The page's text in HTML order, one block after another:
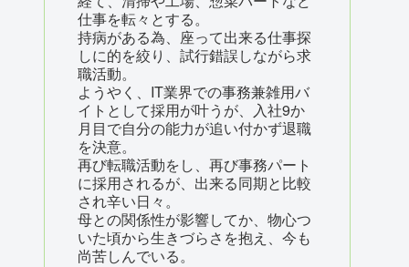
仕事を転々とする。
持病がある為、座って出来る仕事探
しに的を絞り、試行錯誤しながら求
職活動。
ようやく、IT業界での事務兼雑用バ
イトとして採用が叶うが、入社9か
月目で自分の能力が追い付かず退職
を決意。
再び転職活動をし、再び事務パート
に採用されるが、出来る同期と比較
され辛い日々。
母との関係性が影響してか、物心つ
いた頃から生きづらさを抱え、今も
尚苦しんでいる。